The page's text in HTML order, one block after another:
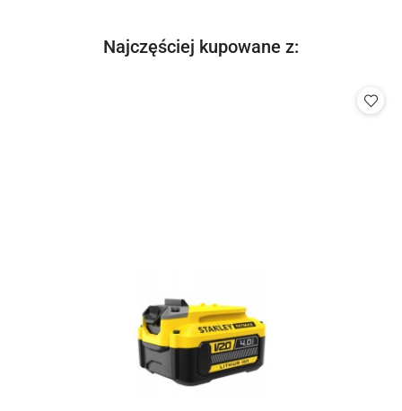
Pomiń karuzelę produktów
Produkty
Najczęściej kupowane z: